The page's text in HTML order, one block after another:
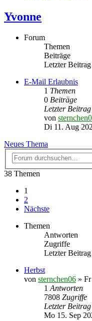
Yvonne
Forum
Themen
Beiträge
Letzter Beitrag
E-Mail Erlaubnis
1 Themen
0 Beiträge
Letzter Beitrag
von
Di 11. Aug
Neues Thema
38 Themen
1
2
Nächste
Themen
Antworten
Zugriffe
Letzter Beitrag
Herbst
von sternchen06 »
1 Antworten
7808 Zugriffe
Letzter Beitrag
Mo 15. Sep